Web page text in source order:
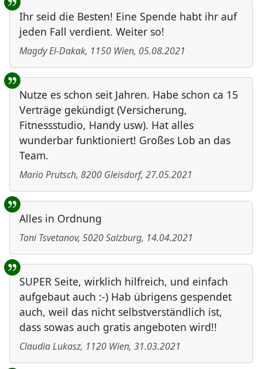
Ihr seid die Besten! Eine Spende habt ihr auf
jeden Fall verdient. Weiter so!
Magdy El-Dakak, 1150 Wien, 05.08.2021
Nutze es schon seit Jahren. Habe schon ca 15
Verträge gekündigt (Versicherung,
Fitnessstudio, Handy usw). Hat alles
wunderbar funktioniert! Großes Lob an das
Team.
Mario Prutsch, 8200 Gleisdorf, 27.05.2021
Alles in Ordnung
Toni Tsvetanov, 5020Salzburg, 14.04.2021
SUPER Seite, wirklich hilfreich, und einfach
aufgebaut auch :-) Hab übrigens gespendet
auch, weil das nicht selbstverständlich ist,
dass sowas auch gratis angeboten wird!!
Claudia Lukasz, 1120 Wien, 31.03.2021